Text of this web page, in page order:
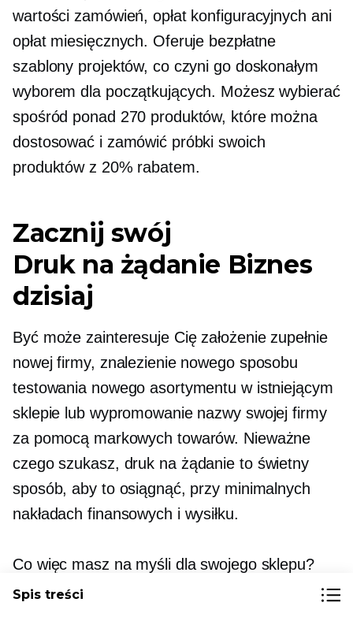
wartości zamówień, opłat konfiguracyjnych ani
opłat miesięcznych. Oferuje bezpłatne
szablony projektów, co czyni go doskonałym
wyborem dla początkujących. Możesz wybierać
spośród ponad 270 produktów, które można
dostosować i zamówić próbki swoich
produktów z 20% rabatem.
Zacznij swój
Druk na żądanie Biznes
dzisiaj
Być może zainteresuje Cię założenie zupełnie
nowej firmy, znalezienie nowego sposobu
testowania nowego asortymentu w istniejącym
sklepie lub wypromowanie nazwy swojej firmy
za pomocą markowych towarów. Nieważne
czego szukasz, druk na żądanie to świetny
sposób, aby to osiągnąć, przy minimalnych
nakładach finansowych i wysiłku.
Co więc masz na myśli dla swojego sklepu?
Może chcesz dostosować
Spis treści